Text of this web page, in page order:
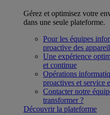
Gérez et optimisez votre
dans une seule plateforme.
Pour les équipes
proactive des
Une expérience
et continue
Opérations
proactives et service
Contacter notre
transformer ?
Découvrir la plateforme